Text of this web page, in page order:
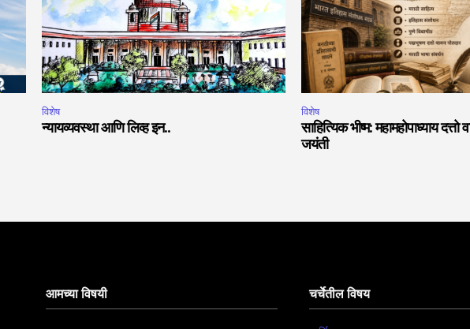
विशेष
न्यायव्यवस्था आणि लिव्ह इन..
विशेष
साहित्यिक भीष्म: महामहोपाध्याय दत्तो
जयंती
आमच्या विषयी चर्चेतील विषय